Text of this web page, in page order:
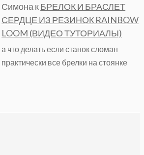
Симона кБРЕЛОК И БРАСЛЕТ
СЕРДЦЕ ИЗ РЕЗИНОК RAINBOW
LOOM (ВИДЕО ТУТОРИАЛЫ)
а что делать если станок сломан
практически все брелки на стоянке